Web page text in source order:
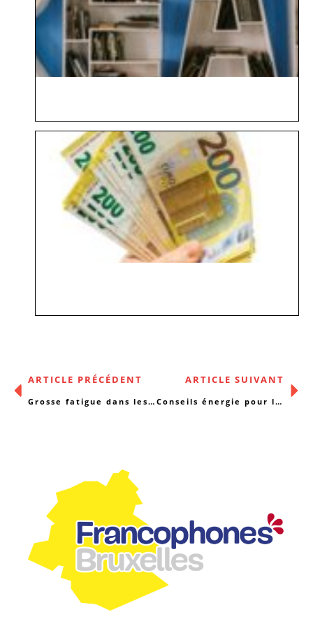
ARTICLE PRÉCÉDENT
Grosse fatigue dans les services sociaux
ARTICLE SUIVANT
Conseils énergie pour les asbls